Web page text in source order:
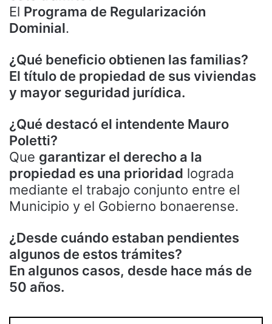
El Programa de Regularización
Dominial.
¿Qué beneficio obtienen las familias?
El título de propiedad de sus viviendas
y mayor seguridad jurídica.
¿Qué destacó el intendente Mauro
Poletti?
Que garantizar el derecho a la
propiedad es una prioridad lograda
mediante el trabajo conjunto entre el
Municipio y el Gobierno bonaerense.
¿Desde cuándo estaban pendientes
algunos de estos trámites?
En algunos casos, desde hace más de
50 años.